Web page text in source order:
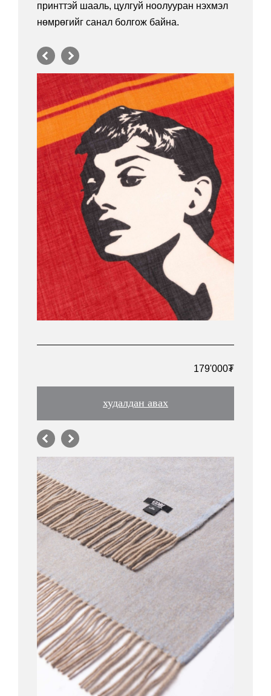
принттэй шааль, цулгуй ноолууран нэхмэл
нөмрөгийг санал болгож байна.
179'000₮
худалдан авах